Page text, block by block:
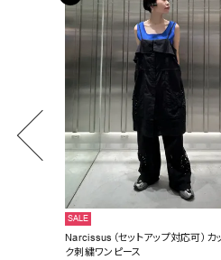
SALE
Narcissus（セットアップ対応可）カ
ク刺繍ワンピース